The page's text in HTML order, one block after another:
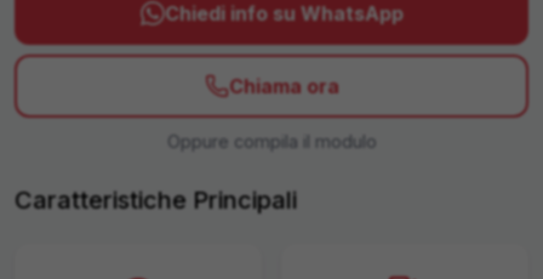
Chiedi info su WhatsApp
Chiama ora
Oppure compila il modulo
Caratteristiche Principali